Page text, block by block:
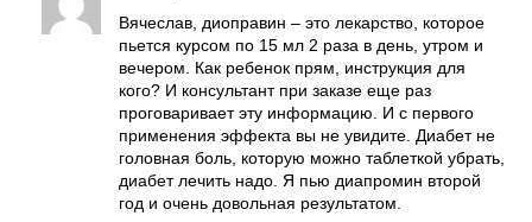
Вячеслав, диоправин – это лекарство, которое
пьется курсом по 15 мл 2 раза в день, утром и
вечером. Как ребенок прям, инструкция для
кого? И консультант при заказе еще раз
проговаривает эту информацию. И с первого
применения эффекта вы не увидите. Диабет не
головная боль, которую можно таблеткой убрать,
диабет лечить надо. Я пью диапромин второй
год и очень довольная результатом.